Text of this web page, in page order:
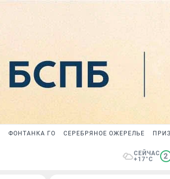
ФОНТАНКА ГО СЕРЕБРЯНОЕ ОЖЕРЕЛЬЕ
СЕЙЧАС
+17°C
2